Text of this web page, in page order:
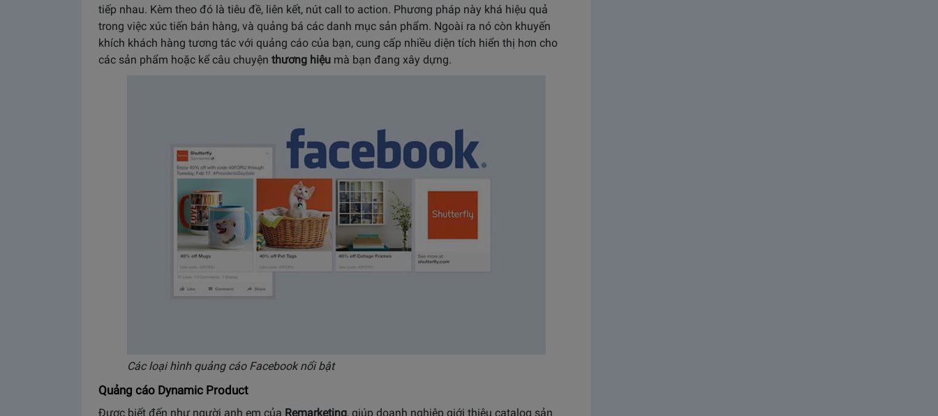
tiếp nhau. Kèm theo đó là tiêu đề, liên kết, nút call to action. Phương pháp này khá hiệu quả
trong việc xúc tiến bán hàng, và quảng bá các danh mục sản phẩm. Ngoài ra nó còn khuyến
khích khách hàng tương tác với quảng cáo của bạn, cung cấp nhiều diện tích hiển thị hơn cho
các sản phẩm hoặc kể câu chuyện thương hiệu mà bạn đang xây dựng.
Các loại hình quảng cáo Facebook nổi bật
Quảng cáo Dynamic Product
Được biết đến như người anh em của Remarketing, giúp doanh nghiệp giới thiệu catalog sản